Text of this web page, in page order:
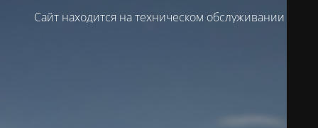
Сайт находится на техническом обслуживании